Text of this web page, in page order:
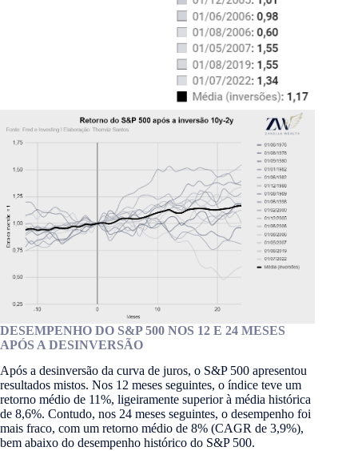
DESEMPENHO DO S&P 500 NOS 12 E 24 MESES
APÓS A DESINVERSÃO
Após a desinversão da curva de juros, o S&P 500 apresentou
resultados mistos. Nos 12 meses seguintes, o índice teve um
retorno médio de 11%, ligeiramente superior à média histórica
de 8,6%. Contudo, nos 24 meses seguintes, o desempenho foi
mais fraco, com um retorno médio de 8% (CAGR de 3,9%),
bem abaixo do desempenho histórico do S&P 500.